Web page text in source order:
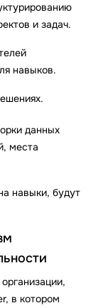
и задач.
навыков.
данных
места
навыки, будут
в котором